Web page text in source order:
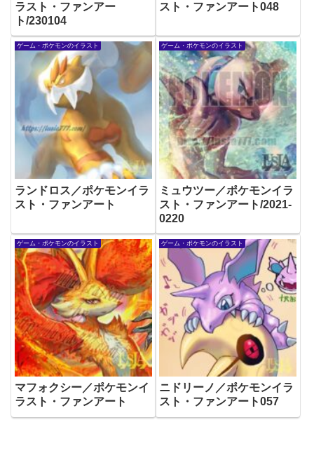
ラスト・ファンアー
ト/230104
スト・ファンアート048
ゲーム・ポケモンのイラスト
ランドロス／ポケモンイラ
スト・ファンアート
ゲーム・ポケモンのイラスト
ミュウツー／ポケモンイラ
スト・ファンアート/2021-
0220
ゲーム・ポケモンのイラスト
マフォクシー／ポケモンイ
ラスト・ファンアート
ゲーム・ポケモンのイラスト
ニドリーノ／ポケモンイラ
スト・ファンアート057